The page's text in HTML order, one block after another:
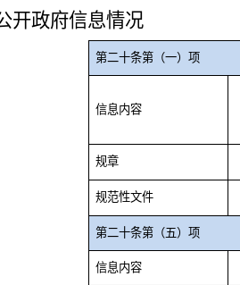
开政府信息情况
第二十条第（一）项
信息内容
规章
规范性文件
第二十条第（五）项
信息内容